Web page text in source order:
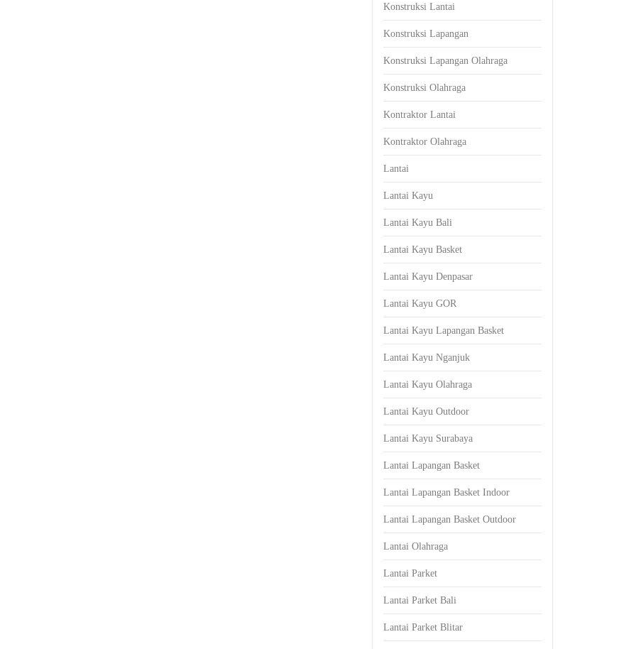
Konstruksi Lantai
Konstruksi Lapangan
Konstruksi Lapangan Olahraga
Konstruksi Olahraga
Kontraktor Lantai
Kontraktor Olahraga
Lantai
Lantai Kayu
Lantai Kayu Bali
Lantai Kayu Basket
Lantai Kayu Denpasar
Lantai Kayu GOR
Lantai Kayu Lapangan Basket
Lantai Kayu Nganjuk
Lantai Kayu Olahraga
Lantai Kayu Outdoor
Lantai Kayu Surabaya
Lantai Lapangan Basket
Lantai Lapangan Basket Indoor
Lantai Lapangan Basket Outdoor
Lantai Olahraga
Lantai Parket
Lantai Parket Bali
Lantai Parket Blitar